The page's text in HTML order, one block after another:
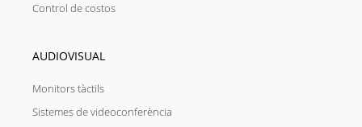
Control de costos
AUDIOVISUAL
Monitors tàctils
Sistemes de videoconferència